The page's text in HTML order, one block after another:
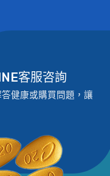
客服咨詢
健康或購買問題，讓